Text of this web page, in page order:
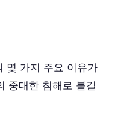
몇 가지 주요 이유가
중대한 침해로 불길